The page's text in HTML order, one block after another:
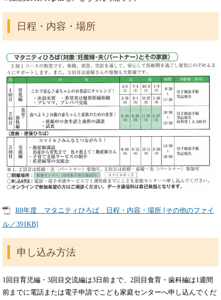
日程・内容・場所
R8年度 マタニティひろば 日程・内容・場所 [その他のファイ
ル／391KB]
申し込み方法
1回目育児編・3回目交流編は3日前まで、2回目食育・歯科編は1週間
前までに電話または電子申請でこども家庭センターへ申し込んでくだ